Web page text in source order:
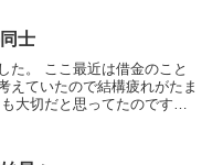
士
た。 ここ最近は借金のこと
えていたので結構疲れがたま
大切だと思ってたのですが